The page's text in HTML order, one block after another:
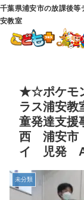
千葉県浦安市の放課後
安教室
★☆ポケモ
ラス浦安
童発達支
西 浦安市
イ 児発
未分類